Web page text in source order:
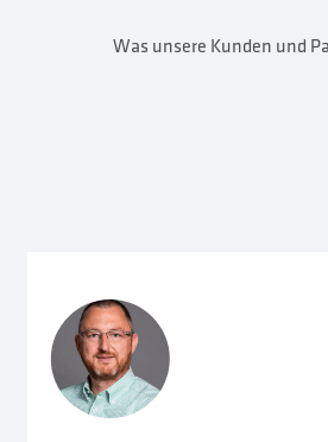
Was unsere Kunden und